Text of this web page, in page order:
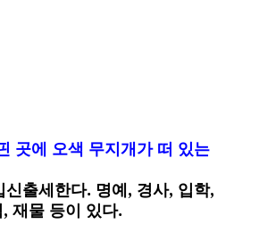
곳에 오색 무지개가 떠 있는
신출세한다. 명예, 경사, 입학,
재물 등이 있다.